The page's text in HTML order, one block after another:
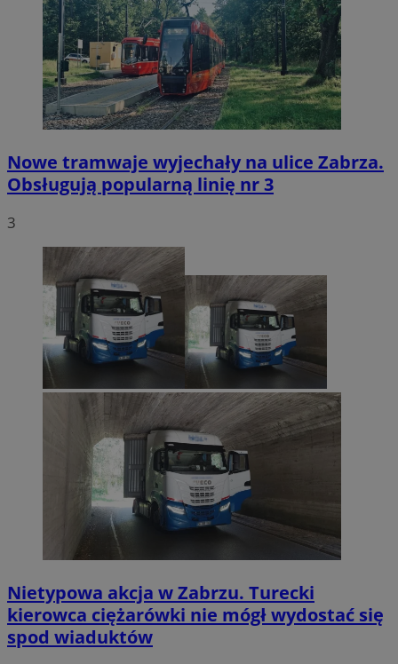
Nowe tramwaje wyjechały na ulice Zabrza.
Obsługują popularną linię nr 3
3
Nietypowa akcja w Zabrzu. Turecki
kierowca ciężarówki nie mógł wydostać się
spod wiaduktów